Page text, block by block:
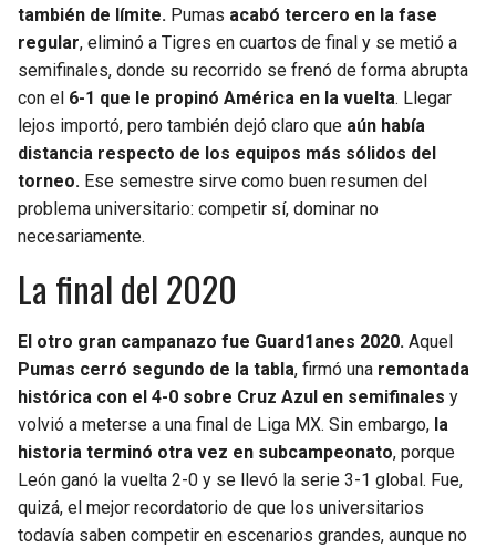
también de límite. Pumas acabó tercero en la fase
regular, eliminó a Tigres en cuartos de final y se metió a
semifinales, donde su recorrido se frenó de forma abrupta
con el 6-1 que le propinó América en la vuelta. Llegar
lejos importó, pero también dejó claro que aún había
distancia respecto de los equipos más sólidos del
torneo. Ese semestre sirve como buen resumen del
problema universitario: competir sí, dominar no
necesariamente.
La final del 2020
El otro gran campanazo fue Guard1anes 2020. Aquel
Pumas cerró segundo de la tabla, firmó una remontada
histórica con el 4-0 sobre Cruz Azul en semifinales y
volvió a meterse a una final de Liga MX. Sin embargo, la
historia terminó otra vez en subcampeonato, porque
León ganó la vuelta 2-0 y se llevó la serie 3-1 global. Fue,
quizá, el mejor recordatorio de que los universitarios
todavía saben competir en escenarios grandes, aunque no